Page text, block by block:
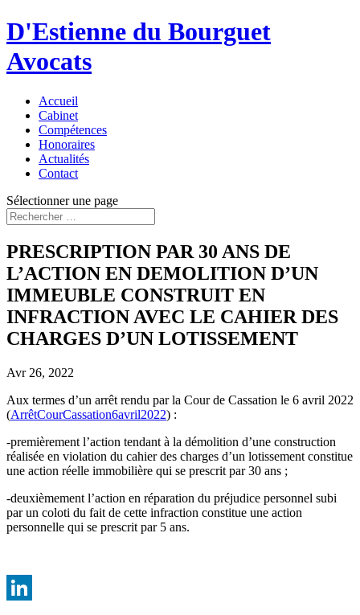
D'Estienne du Bourguet
Avocats
Accueil
Cabinet
Compétences
Honoraires
Actualités
Contact
Sélectionner une page
PRESCRIPTION PAR 30 ANS DE
L’ACTION EN DEMOLITION D’UN
IMMEUBLE CONSTRUIT EN
INFRACTION AVEC LE CAHIER DES
CHARGES D’UN LOTISSEMENT
Avr 26, 2022
Aux termes d’un arrêt rendu par la Cour de Cassation le 6 avril 2022
(ArrêtCourCassation6avril2022) :
-premièrement l’action tendant à la démolition d’une construction
réalisée en violation du cahier des charges d’un lotissement constitue
une action réelle immobilière qui se prescrit par 30 ans ;
-deuxièmement l’action en réparation du préjudice personnel subi
par un coloti du fait de cette infraction constitue une action
personnelle qui se prescrit par 5 ans.